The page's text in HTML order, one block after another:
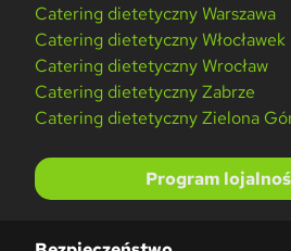
Catering dietetyczny Warszawa
Catering dietetyczny Włocławek
Catering dietetyczny Wrocław
Catering dietetyczny Zabrze
Catering dietetyczny Zielona
Program